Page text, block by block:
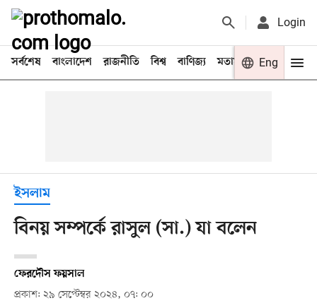
Login
সর্বশেষ বাংলাদেশ রাজনীতি বিশ্ব বাণিজ্য মতামত খেলা
Eng
ইসলাম
বিনয় সম্পর্কে রাসুল (সা.) যা বলেন
ফেরদৌস ফয়সাল
প্রকাশ: ২৯ সেপ্টেম্বর ২০২৪, ০৭: ০০